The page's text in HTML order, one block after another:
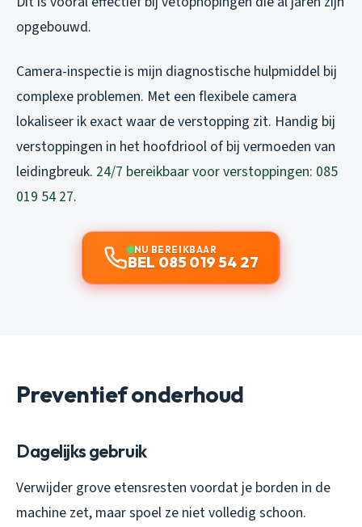
opgebouwd.
Camera-inspectie is mijn diagnostische hulpmiddel bij
complexe problemen. Met een flexibele camera
lokaliseer ik exact waar de verstopping zit. Handig bij
verstoppingen in het hoofdriool of bij vermoeden van
leidingbreuk. 24/7 bereikbaar voor verstoppingen: 085
019 54 27.
NU BEREIKBAAR
BEL 085 019 54 27
Preventief onderhoud
Dagelijks gebruik
Verwijder grove etensresten voordat je borden in de
machine zet, maar spoel ze niet volledig schoon.